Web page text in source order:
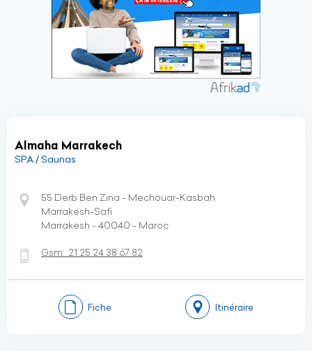
Almaha Marrakech
SPA / Saunas
55 Derb Ben Zina - Mechouar-Kasbah
Marrakesh-Safi
Marrakesh - 40040 - Maroc
Gsm: 21 25 24 38 67 82
Fiche Itinéraire